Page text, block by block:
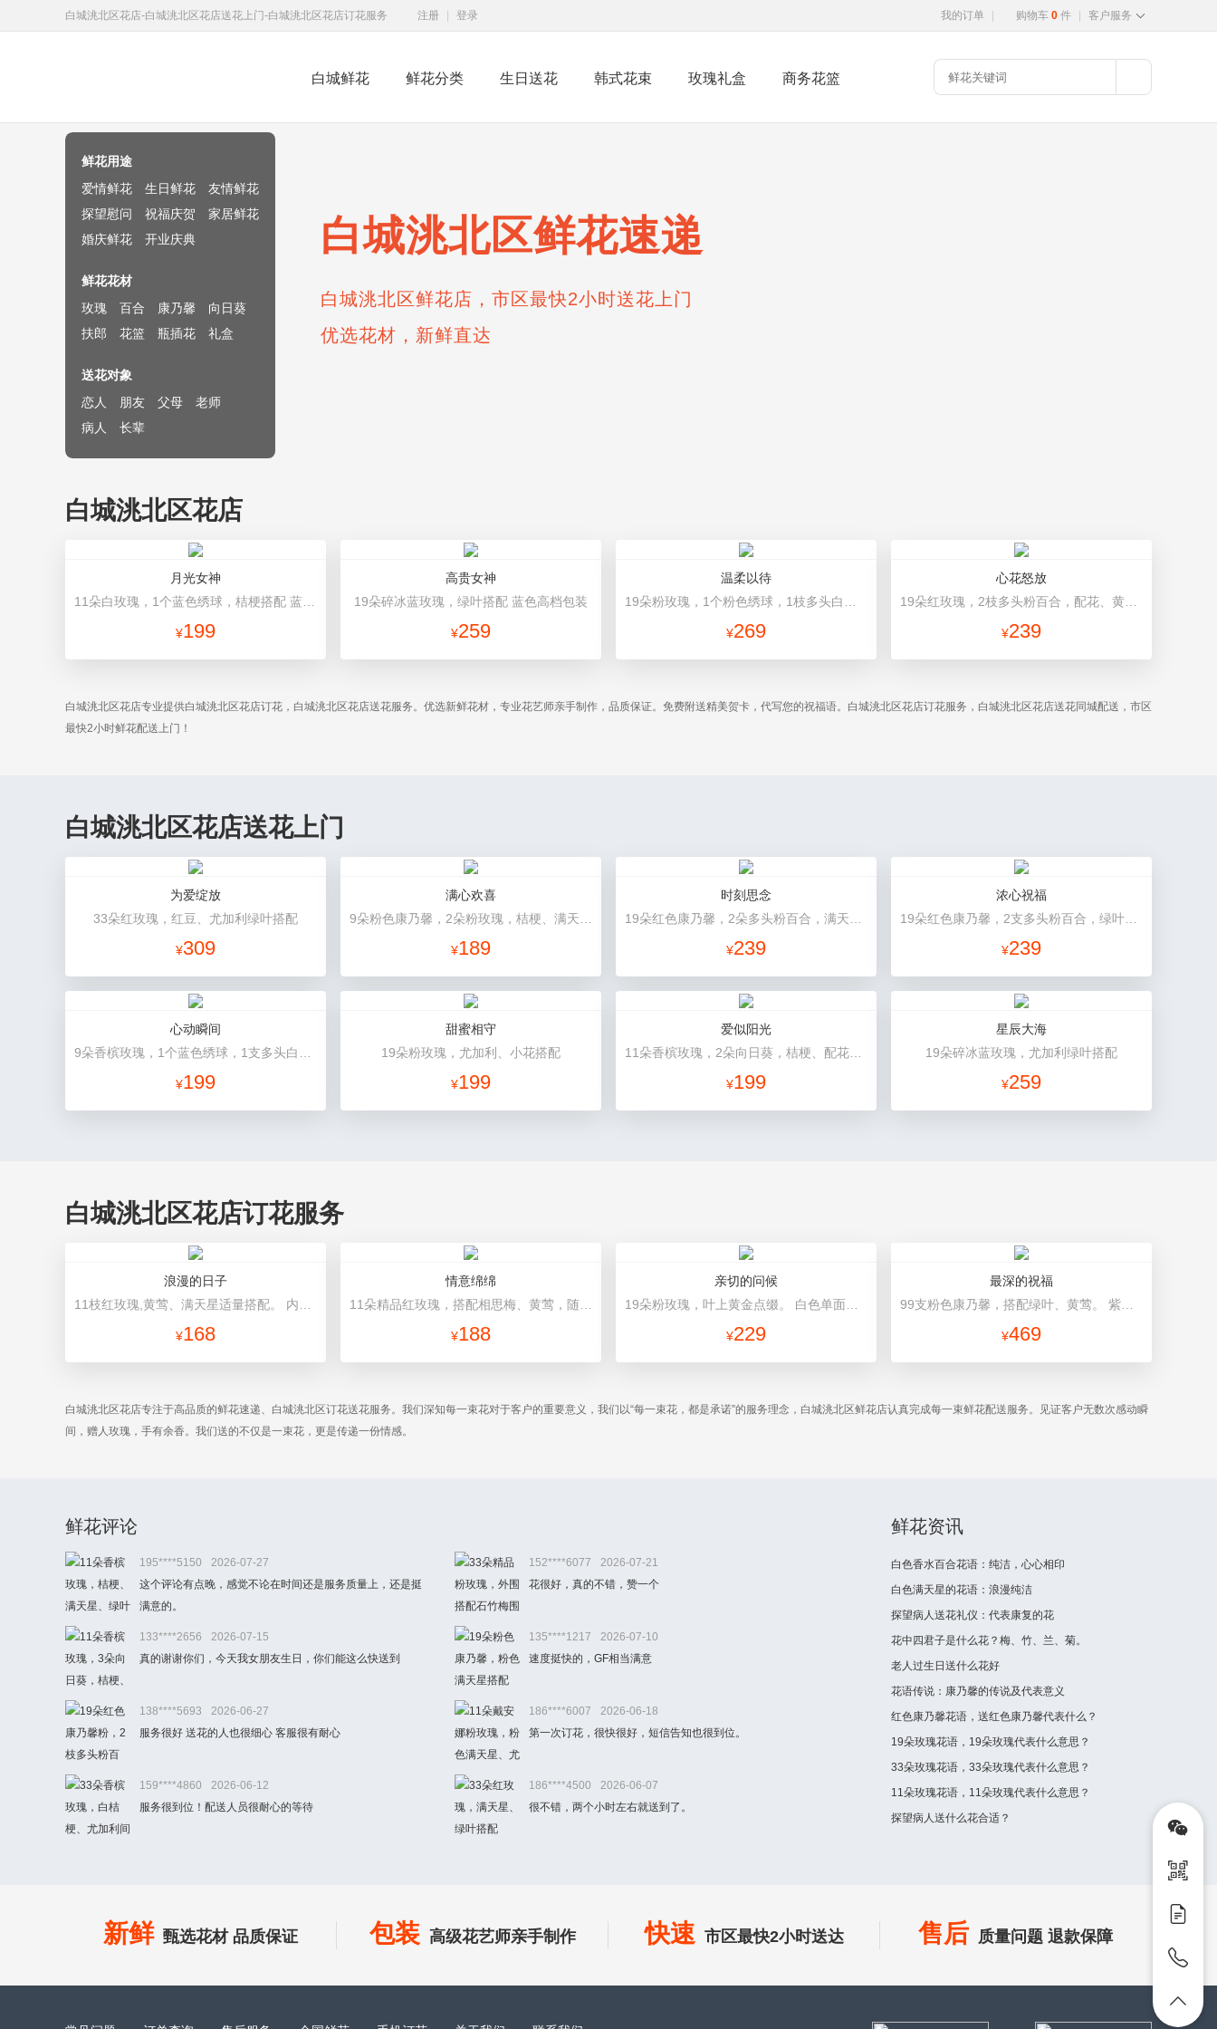
白城洮北区花店-白城洮北区花店送花上门-白城洮北区花店订花服务 注册 登录 我的订单 购物车 0 件 客户服务
白城鲜花 鲜花分类 生日送花 韩式花束 玫瑰礼盒 商务花篮
白城洮北区鲜花速递
白城洮北区鲜花店，市区最快2小时送花上门
优选花材，新鲜直达
鲜花用途
爱情鲜花
生日鲜花
友情鲜花
探望慰问
祝福庆贺
家居鲜花
婚庆鲜花
开业庆典
鲜花花材
玫瑰
百合 康乃馨
向日葵
扶郎
花篮 瓶插花 礼盒
送花对象
恋人
朋友 父母
老师
病人
长辈
白城洮北区花店
月光女神
¥199
高贵女神
19朵碎冰蓝玫瑰，绿叶搭配 蓝色高档包装
¥259
温柔以待
¥269
心花怒放
¥239
白城洮北区花店专业提供白城洮北区花店订花，白城洮北区花店送花服务。优选新鲜花材，专业花艺师亲手制作，品质保证。免费附送精美贺卡，代写您的祝福语。白城洮北区花店订花服务，白城洮北区花店送花同城配送，市区
最快2小时鲜花配送上门！
白城洮北区花店送花上门
为爱绽放
33朵红玫瑰，红豆、尤加利绿叶搭配
¥309
满心欢喜
¥189
时刻思念
¥239
浓心祝福
¥239
心动瞬间
¥199
甜蜜相守
19朵粉玫瑰，尤加利、小花搭配
¥199
爱似阳光
¥199
星辰大海
19朵碎冰蓝玫瑰，尤加利绿叶搭配
¥259
白城洮北区花店订花服务
浪漫的日子
¥168
情意绵绵
¥188
亲切的问候
¥229
最深的祝福
¥469
白城洮北区花店专注于高品质的鲜花速递、白城洮北区订花送花服务。我们深知每一束花对于客户的重要意义，我们以“每一束花，都是承诺”的服务理念，白城洮北区鲜花店认真完成每一束鲜花配送服务。见证客户无数次感动瞬
间，赠人玫瑰，手有余香。我们送的不仅是一束花，更是传递一份情感。
鲜花评论
195****5150
2026-07-27
这个评论有点晚，感觉不论在时间还是服务质量上，还是挺
满意的。
152****6077
2026-07-21
花很好，真的不错，赞一个
133****2656
2026-07-15
真的谢谢你们，今天我女朋友生日，你们能这么快送到
135****1217
2026-07-10
速度挺快的，GF相当满意
138****5693
2026-06-27
服务很好 送花的人也很细心 客服很有耐心
186****6007
2026-06-18
第一次订花，很快很好，短信告知也很到位。
159****4860
2026-06-12
服务很到位！配送人员很耐心的等待
186****4500
2026-06-07
很不错，两个小时左右就送到了。
鲜花资讯
白色香水百合花语：纯洁，心心相印
白色满天星的花语：浪漫纯洁
探望病人送花礼仪：代表康复的花
花中四君子是什么花？梅、竹、兰、菊。
老人过生日送什么花好
花语传说：康乃馨的传说及代表意义
红色康乃馨花语，送红色康乃馨代表什么？
19朵玫瑰花语，19朵玫瑰代表什么意思？
33朵玫瑰花语，33朵玫瑰代表什么意思？
11朵玫瑰花语，11朵玫瑰代表什么意思？
探望病人送什么花合适？
新鲜 甄选花材 品质保证 包装 高级花艺师亲手制作 快速 市区最快2小时送达 售后 质量问题 退款保障